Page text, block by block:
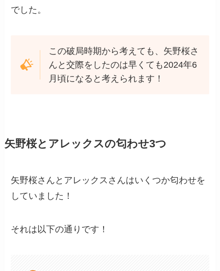
でした。
この破局時期から考えても、矢野桜さ
んと交際をしたのは早くても2024年6
月頃になると考えられます！
矢野桜とアレックスの匂わせ3つ
矢野桜さんとアレックスさんはいくつか匂わせを
していました！
それは以下の通りです！